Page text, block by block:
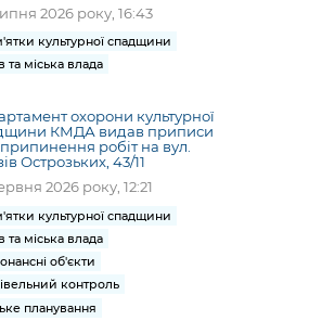
2026 року, 16:43
культурної спадщини
та міська влада
охорони культурної
КМДА видав приписи
робіт на вул.
Острозьких, 43/11
2026 року, 12:21
культурної спадщини
та міська влада
об'єкти
контроль
планування